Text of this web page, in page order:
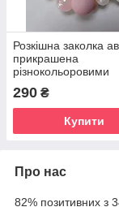
Розкішна заколка
прикрашена
різнокольоровими
290 ₴
Купити
Про нас
82% позитивних з